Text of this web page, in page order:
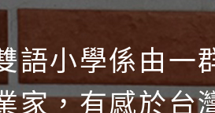
語小學係由一
家，有感於台